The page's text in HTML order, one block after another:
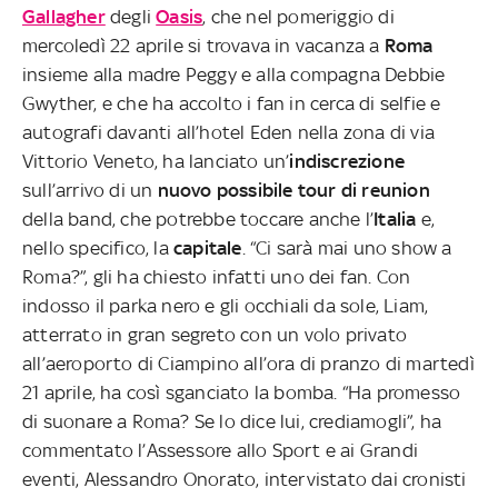
GallagherdegliOasis, che nel pomeriggio di
mercoledì 22 aprile si trovava in vacanza a Roma
insieme alla madre Peggy e alla compagna Debbie
Gwyther, e che ha accolto i fan in cerca di selfie e
autografi davanti all’hotel Eden nella zona di via
Vittorio Veneto, ha lanciato un’indiscrezione
sull’arrivo di un nuovo possibile tour di reunion
della band, che potrebbe toccare anche l’Italia e,
nello specifico, la capitale . “Ci sarà mai uno show a
Roma?”, gli ha chiesto infatti uno dei fan. Con
indosso il parka nero e gli occhiali da sole, Liam,
atterrato in gran segreto con un volo privato
all’aeroporto di Ciampino all’ora di pranzo di martedì
21 aprile, ha così sganciato la bomba. “Ha promesso
di suonare a Roma? Se lo dice lui, crediamogli”, ha
commentato l’Assessore allo Sport e ai Grandi
eventi, Alessandro Onorato, intervistato dai cronisti